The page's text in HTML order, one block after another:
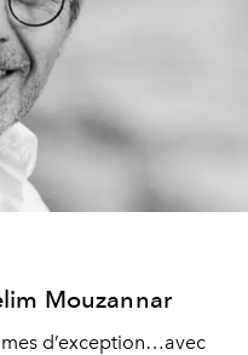
Mouzannar
d’exception…avec